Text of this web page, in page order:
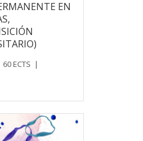
EN
60 ECTS |